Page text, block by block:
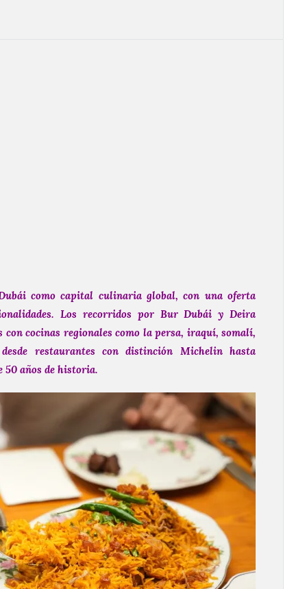
como capital culinaria global, con una oferta
Los recorridos por Bur Dubái y Deira
cocinas regionales como la persa, iraquí, somalí,
restaurantes con distinción Michelin hasta
50 años de historia.